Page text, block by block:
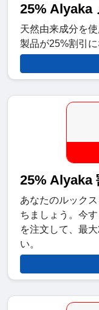
25% Alyaka
天然由来成分を
製品が25%割引に
25% Alyaka
あなたのルック
ちましょう。今
を注文して、最
い。